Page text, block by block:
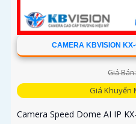
CAMERA KBVISION
Giá
Giá Khuyến
Camera Speed Dome AI IP